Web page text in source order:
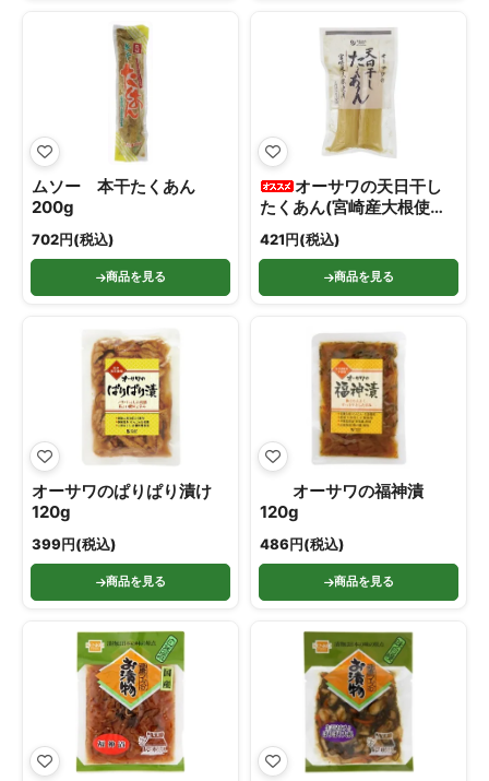
ムソー 本干たくあん
200g
702円(税込)
商品を見る
オーサワの天日干し
たくあん(宮崎産大根使
用) 100g
421円(税込)
商品を見る
オーサワのぱりぱり漬け
120g
399円(税込)
商品を見る
オーサワの福神漬
120g
486円(税込)
商品を見る